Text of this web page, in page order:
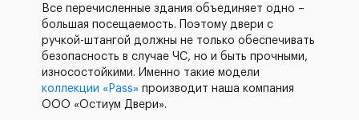
Все перечисленные здания объединяет одно –
большая посещаемость. Поэтому двери с
ручкой-штангой должны не только обеспечивать
безопасность в случае ЧС, но и быть прочными,
износостойкими. Именно такие модели
коллекции «Pass» производит наша компания
ООО «Остиум Двери».